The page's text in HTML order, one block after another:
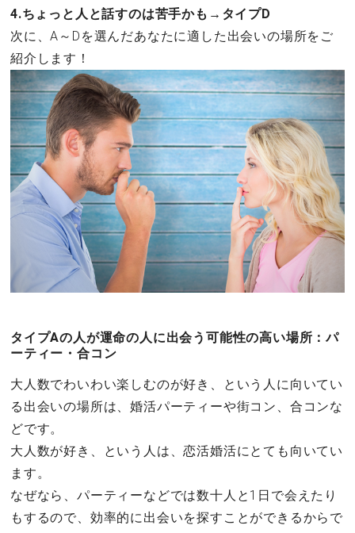
4.ちょっと人と話すのは苦手かも→タイプD
次に、A～Dを選んだあなたに適した出会いの場所をご
紹介します！
タイプAの人が運命の人に出会う可能性の高い場所：パ
ーティー・合コン
大人数でわいわい楽しむのが好き、という人に向いてい
る出会いの場所は、婚活パーティーや街コン、合コンな
どです。
大人数が好き、という人は、恋活婚活にとても向いてい
ます。
なぜなら、パーティーなどでは数十人と1日で会えたり
もするので、効率的に出会いを探すことができるからで